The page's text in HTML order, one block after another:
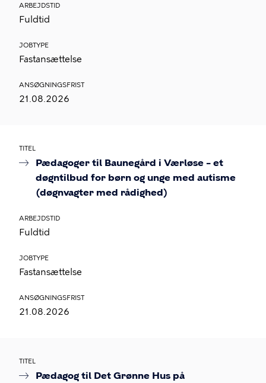
ARBEJDSTID
Fuldtid
JOBTYPE
Fastansættelse
ANSØGNINGSFRIST
21.08.2026
TITEL
Pædagoger til Baunegård i Værløse – et
døgntilbud for børn og unge med autisme
(døgnvagter med rådighed)
ARBEJDSTID
Fuldtid
JOBTYPE
Fastansættelse
ANSØGNINGSFRIST
21.08.2026
TITEL
Pædagog til Det Grønne Hus på